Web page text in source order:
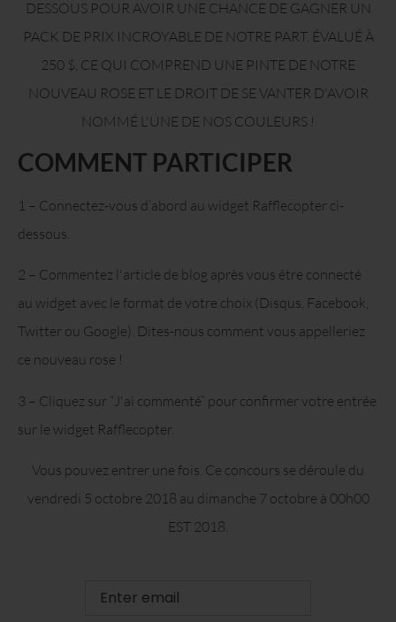
DESSOUS POUR AVOIR UNE CHANCE DE GAGNER UN
PACK DE PRIX INCROYABLE DE NOTRE PART. ÉVALUÉ À
250 $, CE QUI COMPREND UNE PINTE DE NOTRE
NOUVEAU ROSE ET LE DROIT DE SE VANTER D'AVOIR
NOMMÉ L'UNE DE NOS COULEURS !
COMMENT PARTICIPER
1 – Connectez-vous d’abord au widget Rafflecopter ci-
dessous.
2 – Commentez l'article de blog après vous être connecté
au widget avec le format de votre choix (Disqus, Facebook,
Twitter ou Google). Dites-nous comment vous appelleriez
ce nouveau rose !
3 – Cliquez sur “J'ai commenté” pour confirmer votre entrée
sur le widget Rafflecopter.
Vous pouvez entrer une fois. Ce concours se déroule du
vendredi 5 octobre 2018 au dimanche 7 octobre à 00h00
EST 2018.